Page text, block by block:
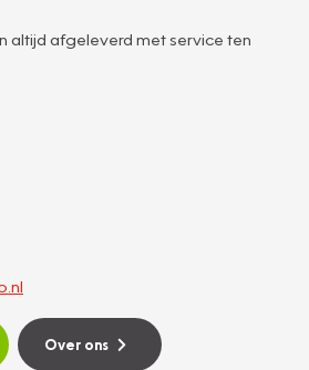
altijd afgeleverd met service ten
Over ons